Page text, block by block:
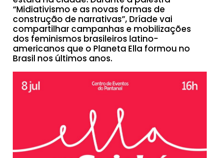
“Midiativismo e as novas formas de
construção de narrativas”, Dríade vai
compartilhar campanhas e mobilizações
dos feminismos brasileiros latino-
americanos que o Planeta Ella formou no
Brasil nos últimos anos.